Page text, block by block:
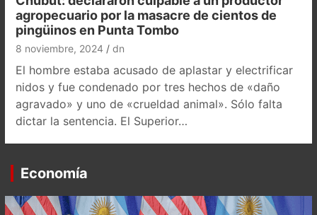
agropecuario por la masacre de cientos de
pingüinos en Punta Tombo
8 noviembre, 2024 dn
El hombre estaba acusado de aplastar y electrificar
nidos y fue condenado por tres hechos de «daño
agravado» y uno de «crueldad animal». Sólo falta
dictar la sentencia. El Superior…
Economía